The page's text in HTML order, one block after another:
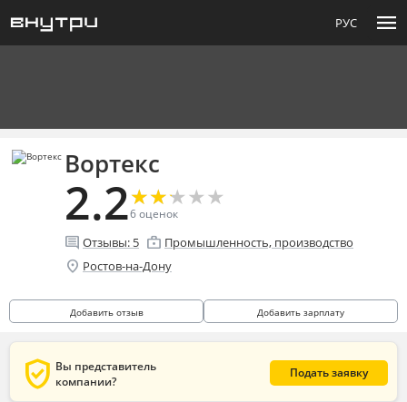
РУС menu
Вортекс
2.2★
★★
★★
★★
★★
★
6оценок
comment Отзывы: 5 enterprise Промышленность, производство
location_on Ростов-на-Дону
Добавить отзыв Добавить зарплату
verified_user Вы представитель
компании?
Подать заявку